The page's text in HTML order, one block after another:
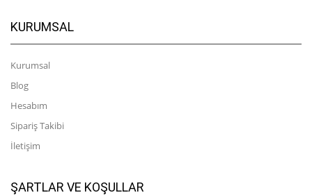
KURUMSAL
Kurumsal
Blog
Hesabım
Sipariş Takibi
İletişim
ŞARTLAR VE KOŞULLAR